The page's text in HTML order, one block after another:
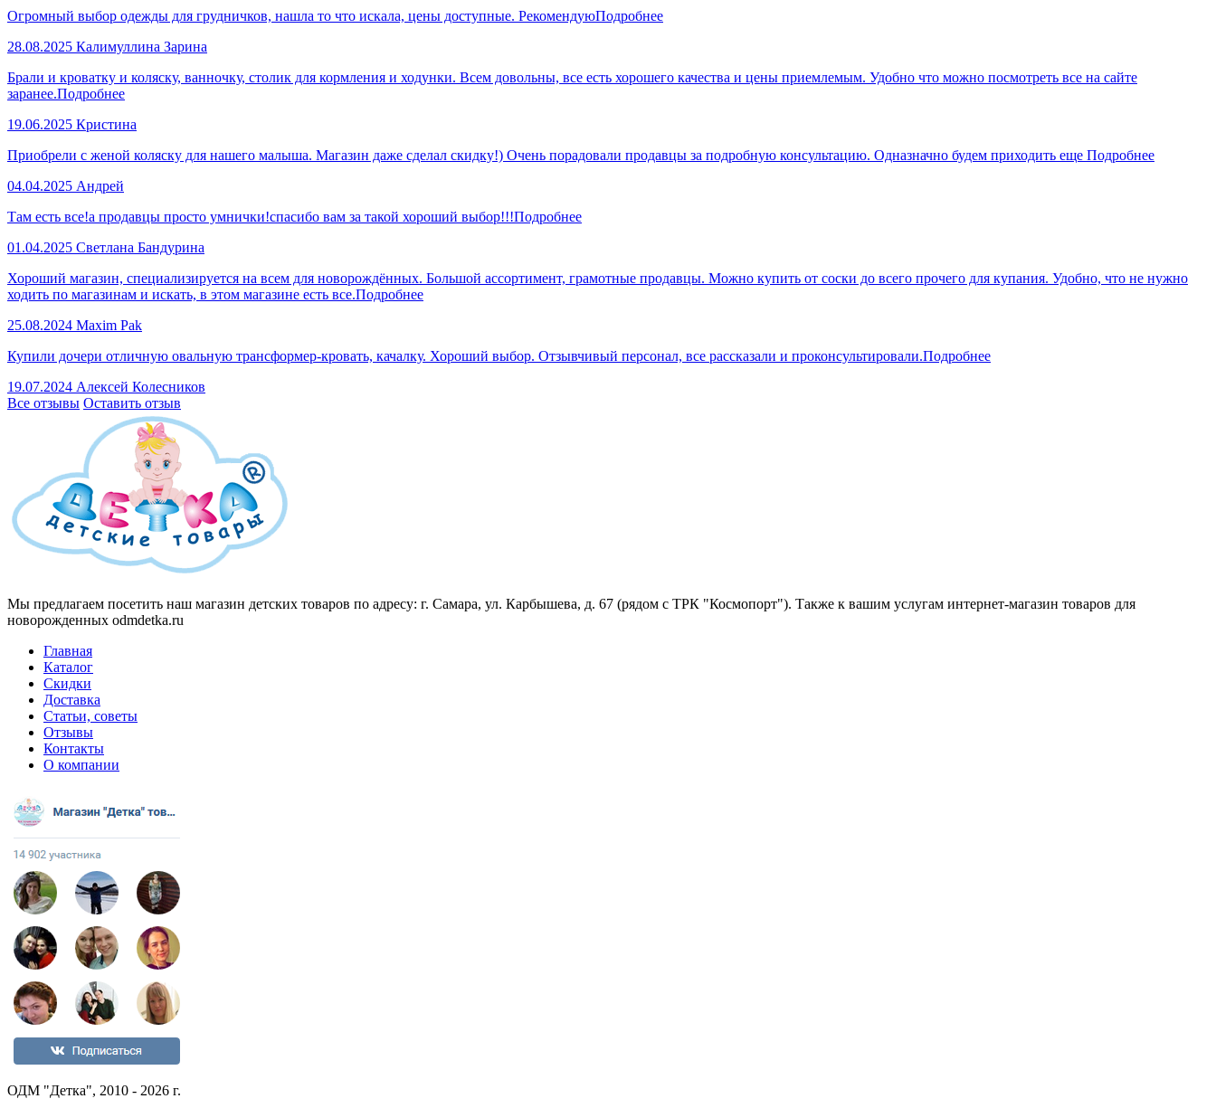
Огромный выбор одежды для грудничков, нашла то что искала, цены доступные. РекомендуюПодробнее
28.08.2025 Калимуллина Зарина
Брали и кроватку и коляску, ванночку, столик для кормления и ходунки. Всем довольны, все есть хорошего качества и цены приемлемым. Удобно что можно посмотреть все на сайте
заранее.Подробнее
19.06.2025 Кристина
Приобрели с женой коляску для нашего малыша. Магазин даже сделал скидку!) Очень порадовали продавцы за подробную консультацию. Одназначно будем приходить еще Подробнее
04.04.2025 Андрей
Там есть все!а продавцы просто умнички!спасибо вам за такой хороший выбор!!!Подробнее
01.04.2025 Светлана Бандурина
Хороший магазин, специализируется на всем для новорождённых. Большой ассортимент, грамотные продавцы. Можно купить от соски до всего прочего для купания. Удобно, что не нужно
ходить по магазинам и искать, в этом магазине есть все.Подробнее
25.08.2024 Maxim Pak
Купили дочери отличную овальную трансформер-кровать, качалку. Хороший выбор. Отзывчивый персонал, все рассказали и проконсультировали.Подробнее
19.07.2024 Алексей Колесников
Все отзывы Оставить отзыв
Мы предлагаем посетить наш магазин детских товаров по адресу: г. Самара, ул. Карбышева, д. 67 (рядом с ТРК "Космопорт"). Также к вашим услугам интернет-магазин товаров для
новорожденных odmdetka.ru
Главная
Каталог
Скидки
Доставка
Статьи, советы
Отзывы
Контакты
О компании
ОДМ "Детка", 2010 - 2026 г.